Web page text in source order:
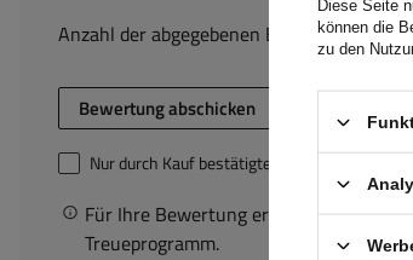
Anzahl der abgegebenen Bewertungen: 1
Bewertung abschicken
Für Ihre Bewertung erhalten Sie
Treueprogramm.
Nur durch Kauf bestätigte Bewertungen
Diese Seite
können die
zu den